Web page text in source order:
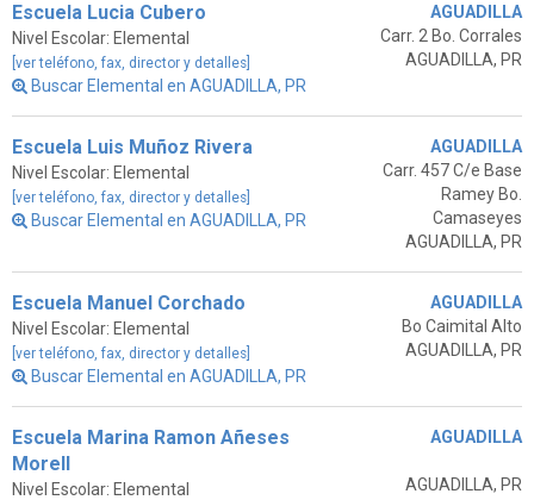
Escuela Lucia Cubero
Nivel Escolar: Elemental
[ver teléfono, fax, director y detalles]
Buscar Elemental en AGUADILLA, PR
AGUADILLA
Carr. 2 Bo. Corrales
AGUADILLA, PR
Escuela Luis Muñoz Rivera
Nivel Escolar: Elemental
[ver teléfono, fax, director y detalles]
Buscar Elemental en AGUADILLA, PR
AGUADILLA
Carr. 457 C/e Base
Ramey Bo.
Camaseyes
AGUADILLA, PR
Escuela Manuel Corchado
Nivel Escolar: Elemental
[ver teléfono, fax, director y detalles]
Buscar Elemental en AGUADILLA, PR
AGUADILLA
Bo Caimital Alto
AGUADILLA, PR
Escuela Marina Ramon Añeses
Morell
Nivel Escolar: Elemental
AGUADILLA
AGUADILLA, PR